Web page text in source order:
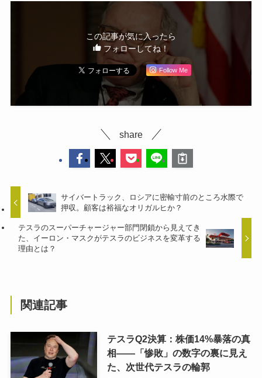
この記事が気に入ったら
フォローしてね！
Follow Me
share
サイバートラック、ロシアに密輸寸前のところ水際で
押収。顧客は裕福なオリガルヒか？
テスラのスーパーチャージャー部門閉鎖から見えてき
た、イーロン・マスクがテスラのビジネスを変革する
理由とは？
関連記事
テスラQ2決算：株価14%暴落の真
相——「惨敗」の数字の裏に見え
た、次世代テスラの輪郭